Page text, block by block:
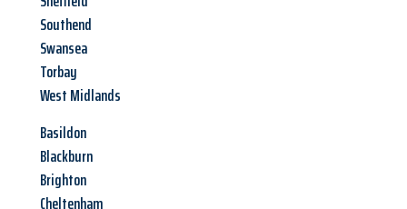
Southend
Swansea
Torbay
West Midlands
Basildon
Blackburn
Brighton
Cheltenham